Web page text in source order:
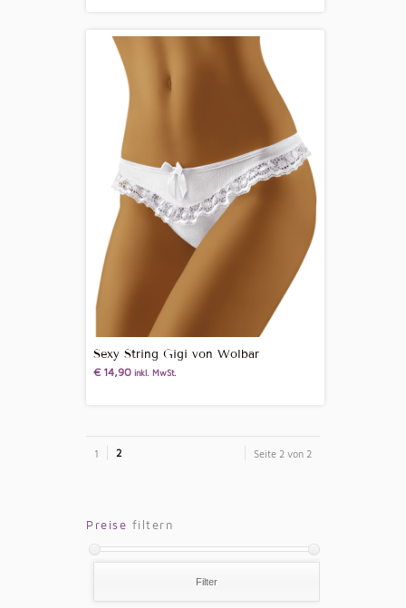
Sexy String Gigi von Wolbar
€14,90 inkl. MwSt.
Seite 2 von 2
1 2
Preise filtern
Filter